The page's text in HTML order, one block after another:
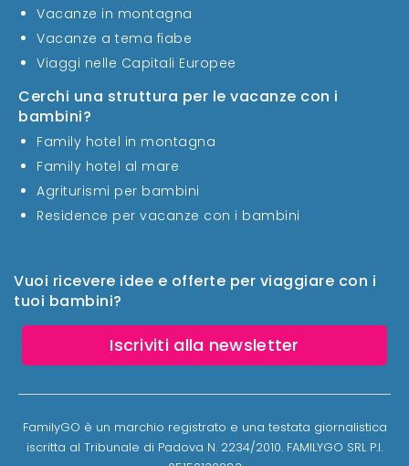
Vuoi ricevere idee e offerte per viaggiare con i
tuoi bambini?
Iscriviti alla newsletter
Vacanze in montagna
Vacanze a tema fiabe
Viaggi nelle Capitali Europee
Cerchi una struttura per le vacanze con i
bambini?
Family hotel in montagna
Family hotel al mare
Agriturismi per bambini
Residence per vacanze con i bambini
FamilyGO è un marchio registrato e una testata giornalistica
iscritta al Tribunale di Padova N. 2234/2010. FAMILYGO SRL P.I.